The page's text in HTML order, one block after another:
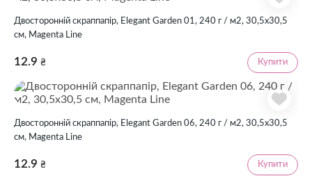
Двосторонній скраппапір, Elegant Garden 01, 240 г / м2, 30,5х30,5
см, Magenta Line
12.9 ₴ Купити
Двосторонній скраппапір, Elegant Garden 06, 240 г / м2, 30,5х30,5
см, Magenta Line
12.9 ₴ Купити